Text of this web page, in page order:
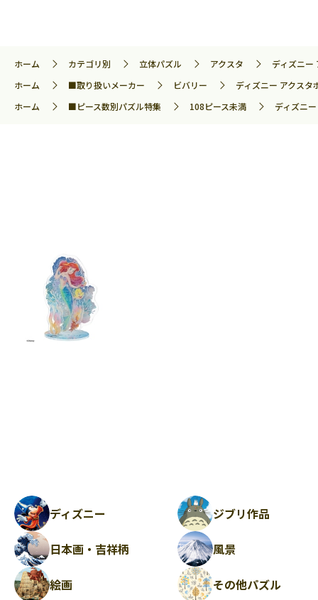
ホーム カテゴリ別 立体パズル アクスタ
ディズニ
ホーム
■取り扱いメーカー ビバリー
ディズニー アクス
ホーム
■ピース数別パズル特集 108ピース未満 ディズニ
ディズニー ジブリ作品
日本画・吉祥柄 風景
絵画 その他パズル